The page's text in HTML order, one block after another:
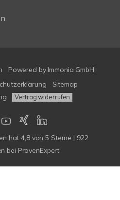
Powered by Immonia GmbH
Sitemap
Vertrag widerrufen
hat4,8von5 Sterne | 922
bei ProvenExpert